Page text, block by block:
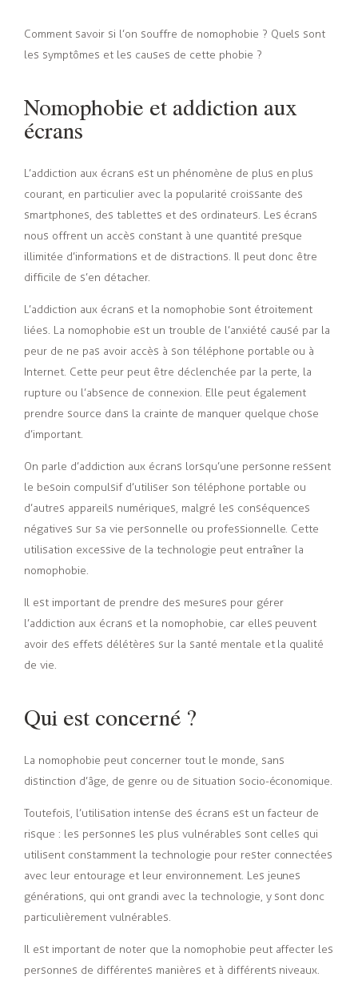
Comment savoir si l’on souffre de nomophobie ? Quels sont
les symptômes et les causes de cette phobie ?
Nomophobie et addiction aux
écrans
L’addiction aux écrans est un phénomène de plus en plus
courant, en particulier avec la popularité croissante des
smartphones, des tablettes et des ordinateurs. Les écrans
nous offrent un accès constant à une quantité presque
illimitée d’informations et de distractions. Il peut donc être
difficile de s’en détacher.
L’addiction aux écrans et la nomophobie sont étroitement
liées. La nomophobie est un trouble de l’anxiété causé par la
peur de ne pas avoir accès à son téléphone portable ou à
Internet. Cette peur peut être déclenchée par la perte, la
rupture ou l’absence de connexion. Elle peut également
prendre source dans la crainte de manquer quelque chose
d’important.
On parle d’addiction aux écrans lorsqu’une personne ressent
le besoin compulsif d’utiliser son téléphone portable ou
d’autres appareils numériques, malgré les conséquences
négatives sur sa vie personnelle ou professionnelle. Cette
utilisation excessive de la technologie peut entraîner la
nomophobie.
Il est important de prendre des mesures pour gérer
l’addiction aux écrans et la nomophobie, car elles peuvent
avoir des effets délétères sur la santé mentale et la qualité
de vie.
Qui est concerné ?
La nomophobie peut concerner tout le monde, sans
distinction d’âge, de genre ou de situation socio-économique.
Toutefois, l’utilisation intense des écrans est un facteur de
risque : les personnes les plus vulnérables sont celles qui
utilisent constamment la technologie pour rester connectées
avec leur entourage et leur environnement. Les jeunes
générations, qui ont grandi avec la technologie, y sont donc
particulièrement vulnérables.
Il est important de noter que la nomophobie peut affecter les
personnes de différentes manières et à différents niveaux.